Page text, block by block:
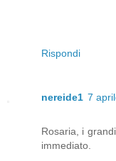
Rispondi
nereide1 7
Rosaria, i
immediato.